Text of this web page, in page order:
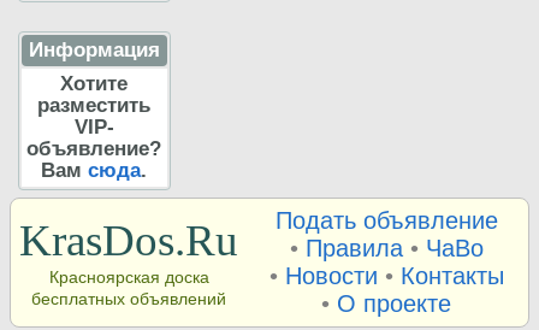
Информация
Хотите
разместить
VIP-
объявление?
Вамсюда.
KrasDos.Ru
Красноярская доска
бесплатных объявлений
Подать объявление
• Правила• ЧаВо
• Новости • Контакты
• О проекте